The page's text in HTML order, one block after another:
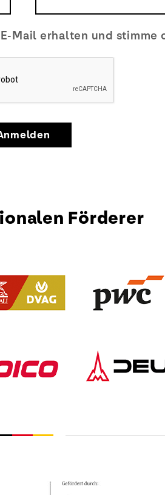
Mail erhalten und stimme
Förderer